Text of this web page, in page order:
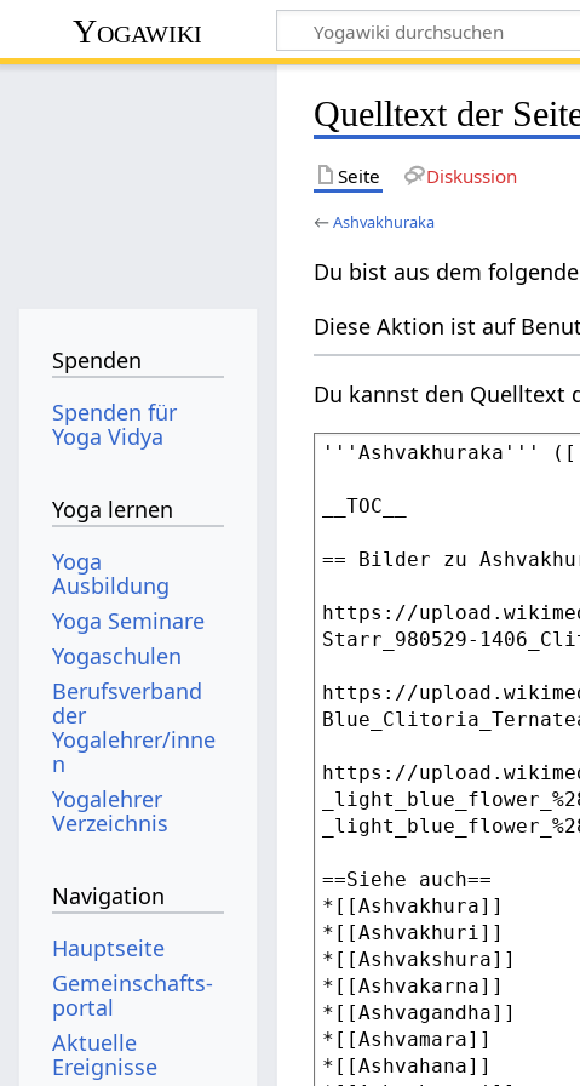
Yogawiki
Quelltext der
Seite Diskussion
←Ashvakhuraka
Du bist aus dem
Diese Aktion ist auf
Du kannst den Quelltext
Spenden
Spenden für
Yoga Vidya
Yoga lernen
Yoga
Ausbildung
Yoga Seminare
Yogaschulen
Berufsverband
der
Yogalehrer/inne
n
Yogalehrer
Verzeichnis
Navigation
Hauptseite
Gemeinschafts­
portal
Aktuelle
Ereignisse